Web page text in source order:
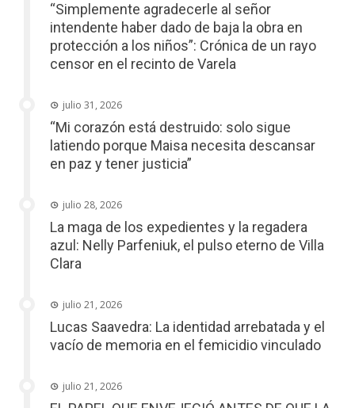
“Simplemente agradecerle al señor
intendente haber dado de baja la obra en
protección a los niños”: Crónica de un rayo
censor en el recinto de Varela
julio 31, 2026
“Mi corazón está destruido: solo sigue
latiendo porque Maisa necesita descansar
en paz y tener justicia”
julio 28, 2026
La maga de los expedientes y la regadera
azul: Nelly Parfeniuk, el pulso eterno de Villa
Clara
julio 21, 2026
Lucas Saavedra: La identidad arrebatada y el
vacío de memoria en el femicidio vinculado
julio 21, 2026